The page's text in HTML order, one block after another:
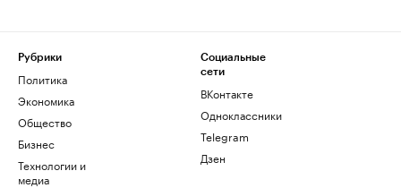
Рубрики
Политика
Экономика
Общество
Бизнес
Технологии и
медиа
Социальные
сети
ВКонтакте
Одноклассники
Telegram
Дзен